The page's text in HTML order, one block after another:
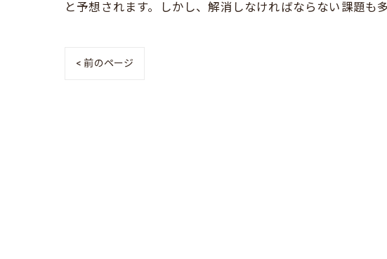
と予想されます。しかし、解消しなければならない課題も
< 前のページ